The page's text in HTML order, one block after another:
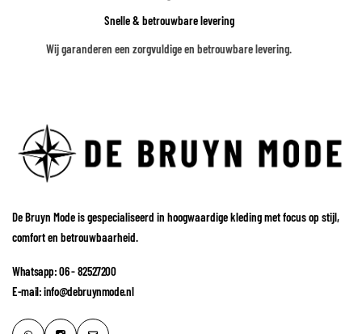
Snelle & betrouwbare levering
Wij garanderen een zorgvuldige en betrouwbare levering.
De Bruyn Mode is gespecialiseerd in hoogwaardige kleding met focus op stijl,
comfort en betrouwbaarheid.
Whatsapp: 06 - 82527200
E-mail: info@debruynmode.nl